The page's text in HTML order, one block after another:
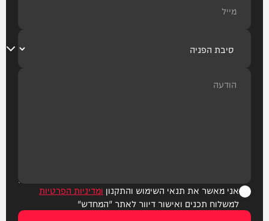
אני מאשר את תנאי השימוש והתקנון ומדיניות הפרטיות
למשלוח תכנים ואישור דיוור לאתר "המחדש"